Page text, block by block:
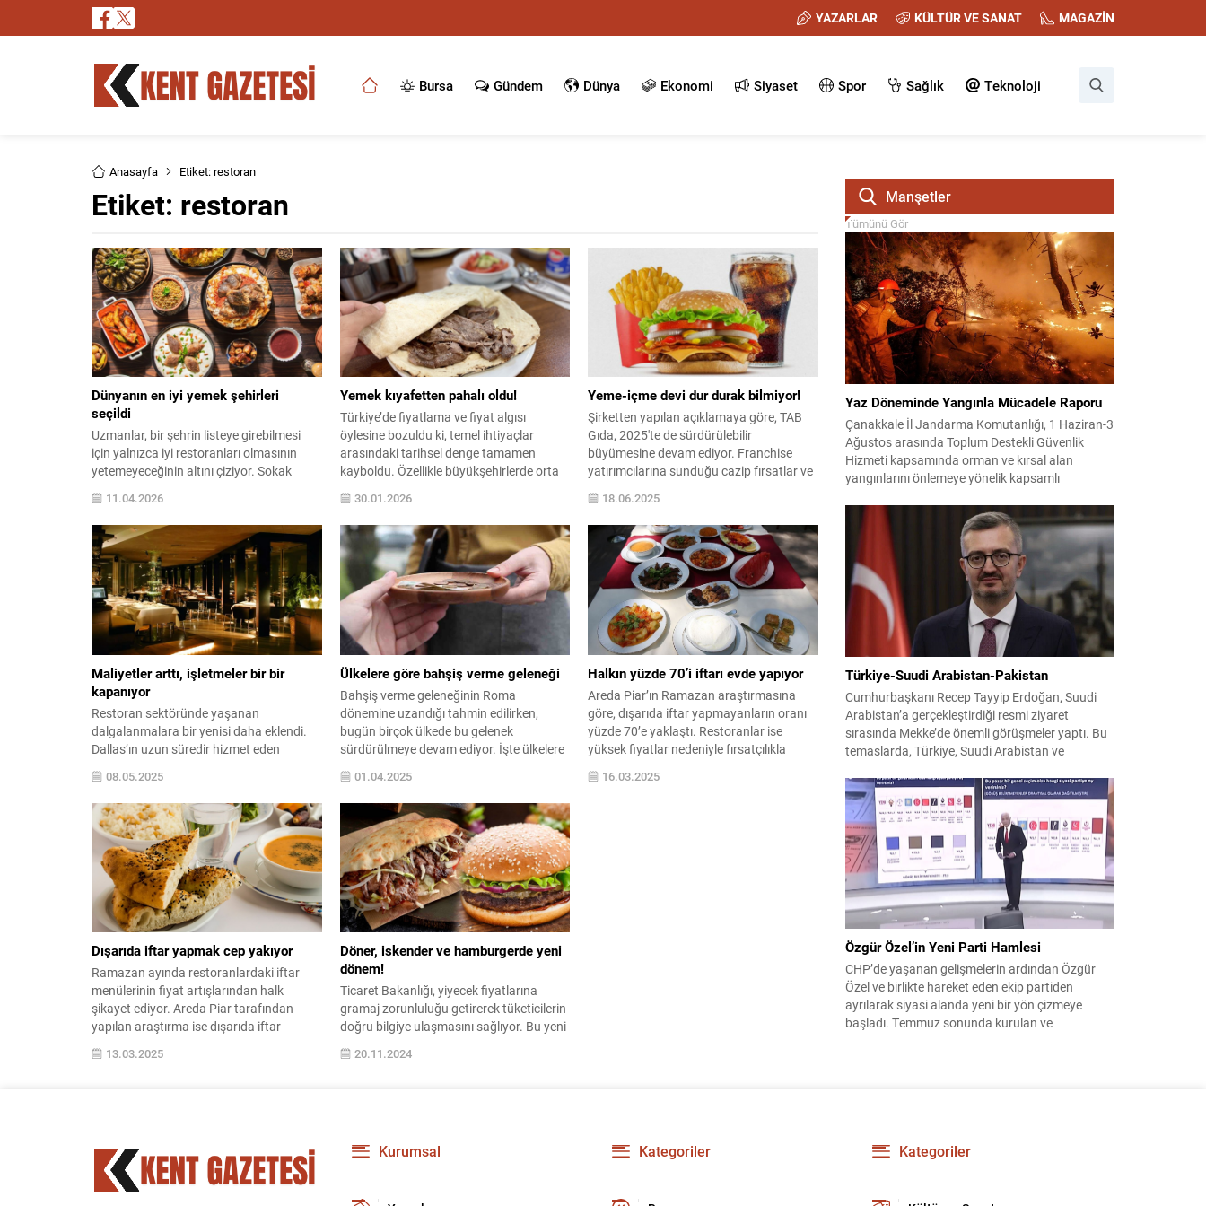
YAZARLAR KÜLTÜR VE SANAT MAGAZİN
Bursa Gündem Dünya Ekonomi Siyaset Spor Sağlık Teknoloji
Anasayfa Etiket: restoran
Etiket: restoran
Dünyanın en iyi yemek şehirleri
seçildi
Uzmanlar, bir şehrin listeye girebilmesi
için yalnızca iyi restoranları olmasının
yetemeyeceğinin altını çiziyor. Sokak
lezzetleriyle fine diningin iç içe geçtiği bir
kültürel doku, taze ve özgün malzemelere
erişim, köklü yerel mutfak gelenekleri ve ...
11.04.2026
Yemek kıyafetten pahalı oldu!
Türkiye’de fiyatlama ve fiyat algısı
öylesine bozuldu ki, temel ihtiyaçlar
arasındaki tarihsel denge tamamen
kayboldu. Özellikle büyükşehirlerde orta
seviye bir restoranda iki kişi için gelen
hesap artık 2.000 TL’nin altına düşmüyor.
Ortalama ...
30.01.2026
Yeme-içme devi dur durak bilmiyor!
Şirketten yapılan açıklamaya göre, TAB
Gıda, 2025'te de sürdürülebilir
büyümesine devam ediyor. Franchise
yatırımcılarına sunduğu cazip fırsatlar ve
gıda işletmeciliği konusundaki
ihtiyaçlarının tamamına yakınını kendi
bünyesinde çözebilen ...
18.06.2025
Maliyetler arttı, işletmeler bir bir
kapanıyor
Restoran sektöründe yaşanan
dalgalanmalara bir yenisi daha eklendi.
Dallas’ın uzun süredir hizmet eden
Mexican Cuisine, 20 yılın ardından
hizmetini durduruyor. Şirket, Dallas’taki
Preston Hollow Village ve ...
08.05.2025
Ülkelere göre bahşiş verme geleneği
Bahşiş verme geleneğinin Roma
dönemine uzandığı tahmin edilirken,
bugün birçok ülkede bu gelenek
sürdürülmeye devam ediyor. İşte ülkelere
01.04.2025
Halkın yüzde 70’i iftarı evde yapıyor
Areda Piar’ın Ramazan araştırmasına
göre, dışarıda iftar yapmayanların oranı
yüzde 70’e yaklaştı. Restoranlar ise
yüksek fiyatlar nedeniyle fırsatçılıkla
16.03.2025
Dışarıda iftar yapmak cep yakıyor
Ramazan ayında restoranlardaki iftar
menülerinin fiyat artışlarından halk
şikayet ediyor. Areda Piar tarafından
yapılan araştırma ise dışarıda iftar
yapmayı tercih edenlerin büyük bir
bölümünün fiyatların yüksekliğinden
araştırma sonucu ortaya çıkan...
13.03.2025
Döner, iskender ve hamburgerde yeni
dönem!
Ticaret Bakanlığı, yiyecek fiyatlarına
gramaj zorunluluğu getirerek tüketicilerin
doğru bilgiye ulaşmasını sağlıyor. Bu yeni
düzenleme, piyasalardaki şeffaflığı
artırmayı hedefliyor. Detaylar ve etkileri
20.11.2024
Manşetler
Tümünü Gör
Yaz Döneminde Yangınla Mücadele Raporu
Çanakkale İl Jandarma Komutanlığı, 1 Haziran-3
Ağustos arasında Toplum Destekli Güvenlik
Hizmeti kapsamında orman ve kırsal alan
yangınlarını önlemeye yönelik kapsamlı
görev yapan 178 tim ve 742 personel, sahada
aktif olarak halkı bilinçlendirdi ve denetim
faaliyetleri gerçekleştirdi. Faaliyetler esnasında
bin 315 biçerdöver ve balya...
Türkiye-Suudi Arabistan-Pakistan
Cumhurbaşkanı Recep Tayyip Erdoğan, Suudi
Arabistan’a gerçekleştirdiği resmi ziyaret
sırasında Mekke’de önemli görüşmeler yaptı. Bu
temaslarda, Türkiye, Suudi Arabistan ve
birliği çerçevesi oluşturuldu. Ziyaretin en somut
çıktısı, üç ülkenin imza attığı Mekke Ortak
Savunma Anlaşması oldu. Anlaşma; ortak
güvenlik yaklaşımıyla bölgesel barış, istikrar...
Özgür Özel’in Yeni Parti Hamlesi
CHP’de yaşanan gelişmelerin ardından Özgür
Özel ve birlikte hareket eden ekip partiden
ayrılarak siyasi alanda yeni bir yön çizmeye
başladı. Temmuz sonunda kurulan ve
Kurumsal Kategoriler Kategoriler